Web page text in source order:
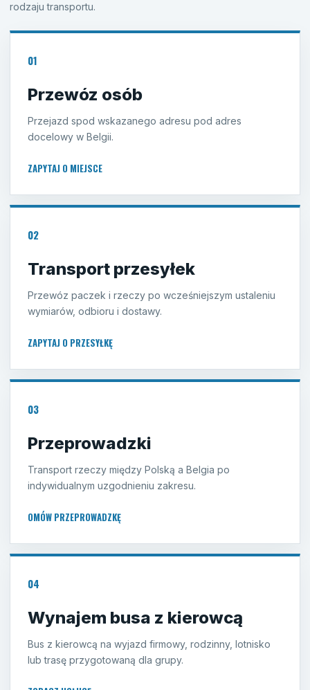
rodzaju transportu.
01
Przewóz osób
Przejazd spod wskazanego adresu pod adres
docelowy w Belgii.
ZAPYTAJ O MIEJSCE
02
Transport przesyłek
Przewóz paczek i rzeczy po wcześniejszym ustaleniu
wymiarów, odbioru i dostawy.
ZAPYTAJ O PRZESYŁKĘ
03
Przeprowadzki
Transport rzeczy między Polską a Belgia po
indywidualnym uzgodnieniu zakresu.
OMÓW PRZEPROWADZKĘ
04
Wynajem busa z kierowcą
Bus z kierowcą na wyjazd firmowy, rodzinny, lotnisko
lub trasę przygotowaną dla grupy.